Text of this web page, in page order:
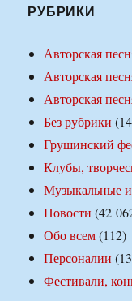
РУБРИКИ
Авторская
Авторская
Авторская
Без рубрики
Грушинский
Клубы,
Музыкальные
Новости (42
Обо всем(112)
Персоналии
Фестивали,